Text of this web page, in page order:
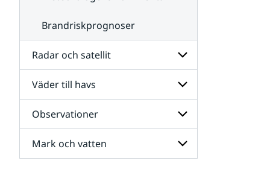
Brandriskprognoser
Radar och satellit
Undersidor
för
Radar
och
satellit
Väder till havs
Undersidor
för
Väder
till
havs
Observationer
Undersidor
för
Mark och vatten